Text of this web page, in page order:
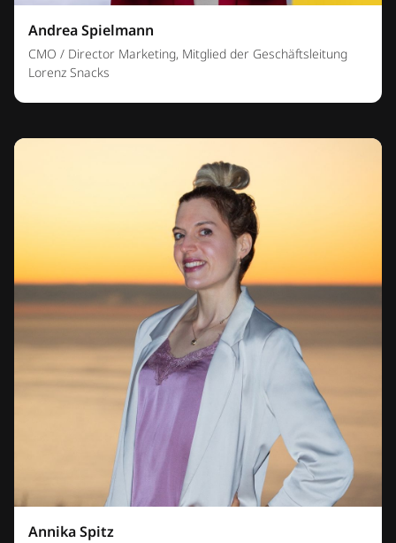
Andrea Spielmann
CMO / Director Marketing, Mitglied der Geschäftsleitung
Lorenz Snacks
Annika Spitz